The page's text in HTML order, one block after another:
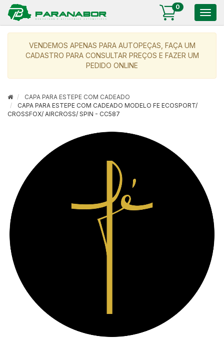
0
VENDEMOS APENAS PARA AUTOPEÇAS, FAÇA UM
CADASTRO PARA CONSULTAR PREÇOS E FAZER UM
PEDIDO ONLINE
CAPA PARA ESTEPE COM CADEADO
CAPA PARA ESTEPE COM CADEADO MODELO FE ECOSPORT/
CROSSFOX/ AIRCROSS/ SPIN - CC587